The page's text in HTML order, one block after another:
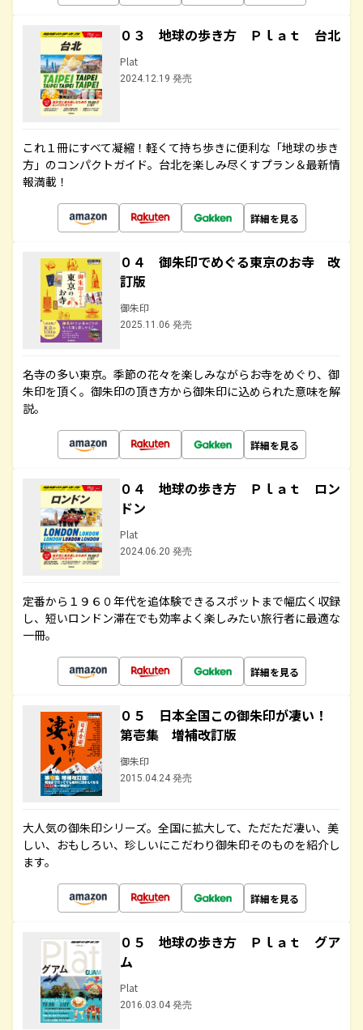
０３ 地球の歩き方 Ｐｌａｔ 台北
Plat
2024.12.19 発売
これ１冊にすべて凝縮！軽くて持ち歩きに便利な「地球の歩き
方」のコンパクトガイド。台北を楽しみ尽くすプラン＆最新情
報満載！
詳細を見る
０４ 御朱印でめぐる東京のお寺 改
訂版
御朱印
2025.11.06 発売
名寺の多い東京。季節の花々を楽しみながらお寺をめぐり、御
朱印を頂く。御朱印の頂き方から御朱印に込められた意味を解
説。
詳細を見る
０４ 地球の歩き方 Ｐｌａｔ ロン
ドン
Plat
2024.06.20 発売
定番から１９６０年代を追体験できるスポットまで幅広く収録
し、短いロンドン滞在でも効率よく楽しみたい旅行者に最適な
一冊。
詳細を見る
０５ 日本全国この御朱印が凄い！
第壱集 増補改訂版
御朱印
2015.04.24 発売
大人気の御朱印シリーズ。全国に拡大して、ただただ凄い、美
しい、おもしろい、珍しいにこだわり御朱印そのものを紹介し
ます。
詳細を見る
０５ 地球の歩き方 Ｐｌａｔ グア
ム
Plat
2016.03.04 発売